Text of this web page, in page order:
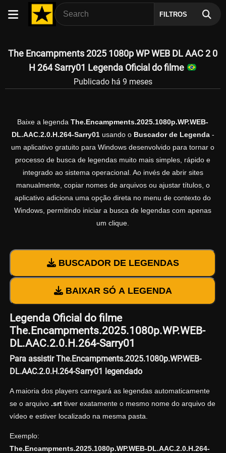
FILTROS
The Encampments 2025 1080p WP WEB DL AAC 2 0
H 264 Sarry01 Legenda Oficial do filme
Publicado há 9 meses
Baixe a legenda The.Encampments.2025.1080p.WP.WEB-
DL.AAC.2.0.H.264-Sarry01usando o Buscador de Legenda-
um aplicativo gratuito para Windows desenvolvido para tornar o
processo de busca de legendas muito mais simples, rápido e
integrado ao sistema operacional. Ao invés de abrir sites
manualmente, copiar nomes de arquivos ou ajustar títulos, o
aplicativo adiciona uma opção direta no menu de contexto do
Windows, permitindo iniciar a busca de legendas com apenas
um clique.
BUSCADOR DE LEGENDAS
BAIXAR SÓ A LEGENDA
Legenda Oficial do filme
The.Encampments.2025.1080p.WP.WEB-
DL.AAC.2.0.H.264-Sarry01
Para assistir The.Encampments.2025.1080p.WP.WEB-
DL.AAC.2.0.H.264-Sarry01 legendado
A maioria dos players carregará as legendas automaticamente
se o arquivo .srttiver exatamente o mesmo nome do arquivo de
vídeo e estiver localizado na mesma pasta.
Exemplo:
The.Encampments.2025.1080p.WP.WEB-DL.AAC.2.0.H.264-